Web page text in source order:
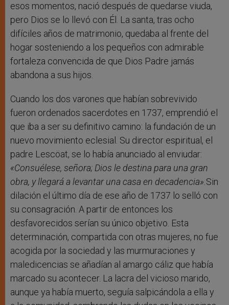
esos momentos, nació después de quedarse viuda,
pero Dios se lo llevó con Él. La santa, tras ocho
difíciles años de matrimonio, quedaba al frente del
hogar sosteniendo a los pequeños con admirable
fortaleza convencida de que Dios Padre jamás
abandona a sus hijos.
Cuando los dos varones que habían sobrevivido
fueron ordenados sacerdotes en 1737, emprendió el
que iba a ser su definitivo camino: la fundación de un
nuevo movimiento eclesial. Su director espiritual, el
padre Lescöat, se lo había anunciado al enviudar:
«Consuélese, señora; Dios le destina para una gran
obra, y llegará a levantar una casa en decadencia».Sin
dilación el último día de ese año de 1737 lo selló con
su consagración. A partir de entonces los
desfavorecidos serían su único objetivo. Esta
determinación, compartida con otras mujeres, no fue
acogida por la sociedad y las murmuraciones y
maledicencias se añadían al amargo cáliz que había
marcado su acontecer. La lacra del vicioso marido,
aunque ya había muerto, seguía salpicándola a ella y